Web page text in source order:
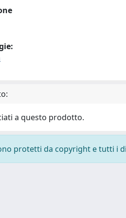
a questo prodotto.
protetti da copyright e tutti i